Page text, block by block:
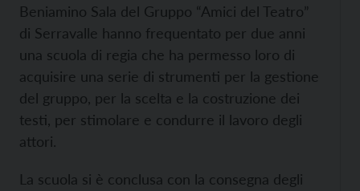
Beniamino Sala del Gruppo “Amici del Teatro”
di Serravalle hanno frequentato per due anni
una scuola di regia che ha permesso loro di
acquisire una serie di strumenti per la gestione
del gruppo, per la scelta e la costruzione dei
testi, per stimolare e condurre il lavoro degli
attori.
La scuola si è conclusa con la consegna degli